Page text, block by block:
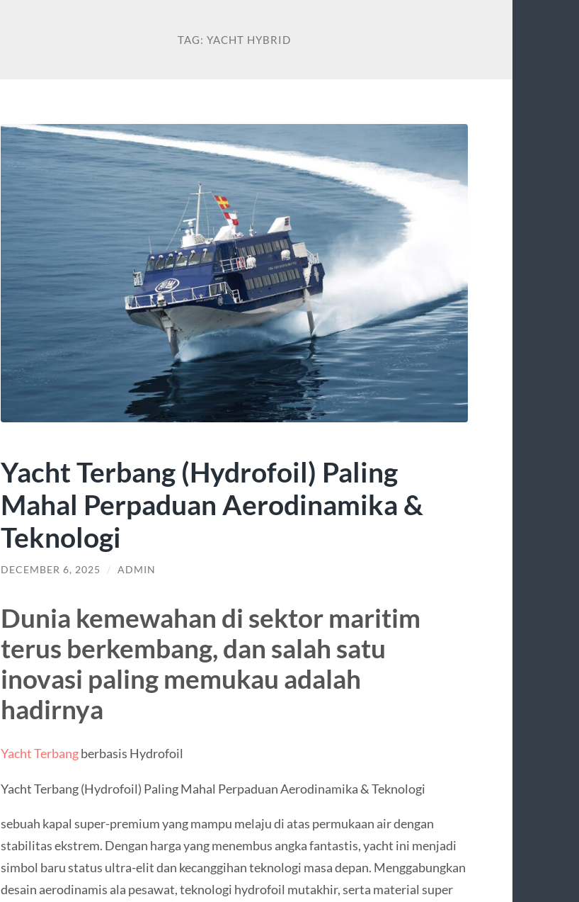
TAG: YACHT HYBRID
Yacht Terbang (Hydrofoil) Paling
Mahal Perpaduan Aerodinamika &
Teknologi
DECEMBER 6, 2025 / ADMIN
Dunia kemewahan di sektor maritim
terus berkembang, dan salah satu
inovasi paling memukau adalah
hadirnya
Yacht Terbangberbasis Hydrofoil
Yacht Terbang (Hydrofoil) Paling Mahal Perpaduan Aerodinamika & Teknologi
sebuah kapal super-premium yang mampu melaju di atas permukaan air dengan
stabilitas ekstrem. Dengan harga yang menembus angka fantastis, yacht ini menjadi
simbol baru status ultra-elit dan kecanggihan teknologi masa depan. Menggabungkan
desain aerodinamis ala pesawat, teknologi hydrofoil mutakhir, serta material super